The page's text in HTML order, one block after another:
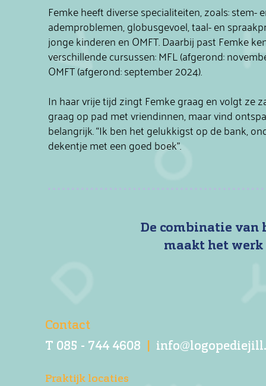
Femke heeft diverse specialiteiten, zoals: stem-
ademproblemen, globusgevoel, taal- en
jonge kinderen en OMFT. Daarbij past Femke
verschillende cursussen: MFL (afgerond:
OMFT (afgerond: september 2024).
In haar vrije tijd zingt Femke graag en volgt ze
graag op pad met vriendinnen, maar vind
belangrijk. “Ik ben het gelukkigst op de bank,
dekentje met een goed boek”.
De combinatie van
maakt het
Contact
T 085 - 744 4608 |
Praktijk locaties